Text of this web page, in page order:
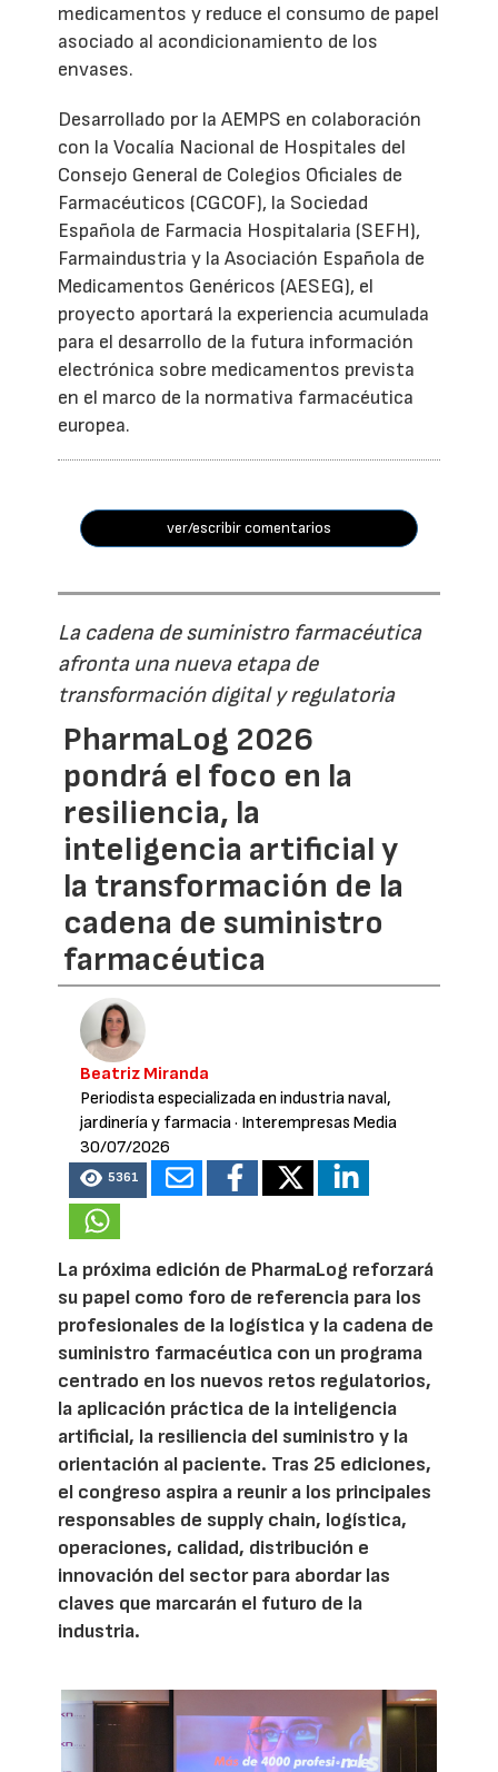
medicamentos y reduce el consumo de papel
asociado al acondicionamiento de los
envases.
Desarrollado por la AEMPS en colaboración
con la Vocalía Nacional de Hospitales del
Consejo General de Colegios Oficiales de
Farmacéuticos (CGCOF), la Sociedad
Española de Farmacia Hospitalaria (SEFH),
Farmaindustria y la Asociación Española de
Medicamentos Genéricos (AESEG), el
proyecto aportará la experiencia acumulada
para el desarrollo de la futura información
electrónica sobre medicamentos prevista
en el marco de la normativa farmacéutica
europea.
ver/escribir comentarios
La cadena de suministro farmacéutica
afronta una nueva etapa de
transformación digital y regulatoria
PharmaLog 2026
pondrá el foco en la
resiliencia, la
inteligencia artificial y
la transformación de la
cadena de suministro
farmacéutica
Beatriz Miranda
Periodista especializada en industria naval,
jardinería y farmacia· Interempresas Media
30/07/2026
5361
La próxima edición de PharmaLog reforzará
su papel como foro de referencia para los
profesionales de la logística y la cadena de
suministro farmacéutica con un programa
centrado en los nuevos retos regulatorios,
la aplicación práctica de la inteligencia
artificial, la resiliencia del suministro y la
orientación al paciente. Tras 25 ediciones,
el congreso aspira a reunir a los principales
responsables de supply chain, logística,
operaciones, calidad, distribución e
innovación del sector para abordar las
claves que marcarán el futuro de la
industria.